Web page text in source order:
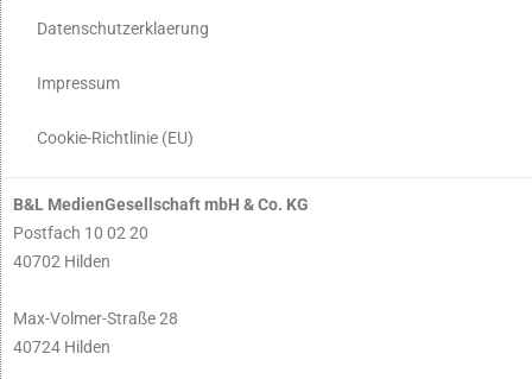
Datenschutzerklaerung
Impressum
Cookie-Richtlinie (EU)
B&L MedienGesellschaft mbH & Co. KG
Postfach 10 02 20
40702 Hilden
Max-Volmer-Straße 28
40724 Hilden